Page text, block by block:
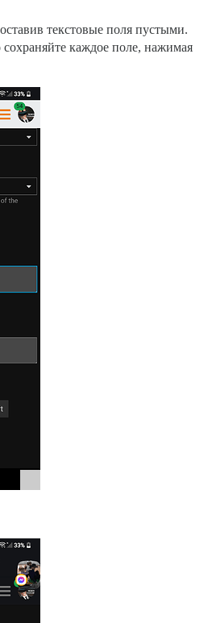
текстовые поля пустыми.
сохраняйте каждое поле, нажимая